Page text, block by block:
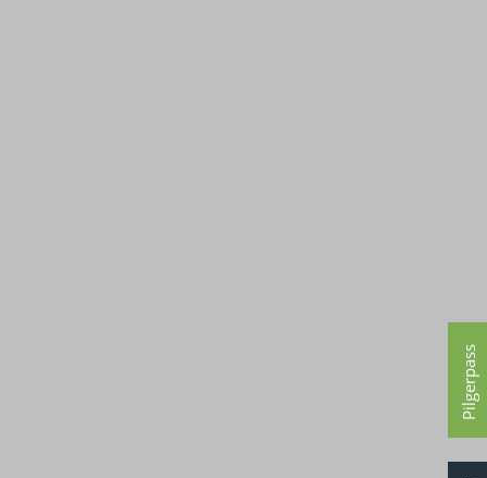
Pilgerpass